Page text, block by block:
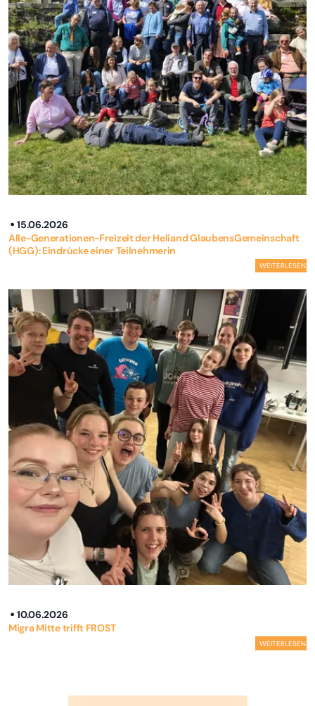
15.06.2026
Alle-Generationen-Freizeit der Heliand GlaubensGemeinschaft
(HGG): Eindrücke einer Teilnehmerin
WEITERLESEN
10.06.2026
Migra Mitte trifft FROST
WEITERLESEN